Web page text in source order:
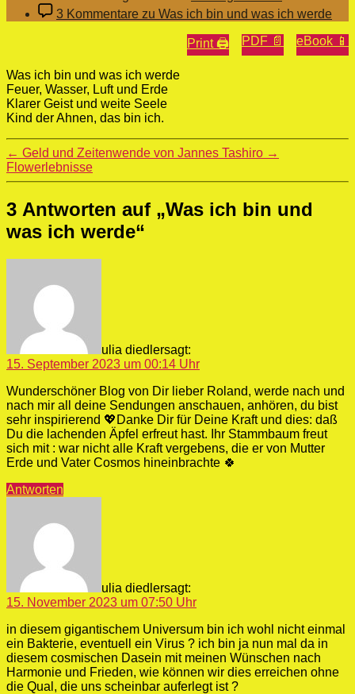
3 Kommentare zu Was ich bin und was ich werde
Print 🖨 PDF 📄 eBook 📱
Was ich bin und was ich werde
Feuer, Wasser, Luft und Erde
Klarer Geist und weite Seele
Kind der Ahnen, das bin ich.
← Geld und Zeitenwende von Jannes Tashiro →
Flowerlebnisse
3 Antworten auf „Was ich bin und
was ich werde“
ulia diedlersagt:
15. September 2023 um 00:14 Uhr
Wunderschöner Blog von Dir lieber Roland, werde nach und
nach mir all deine Sendungen anschauen, anhören, du bist
sehr inspirierend 💖Danke Dir für Deine Kraft und dies: daß
Du die lachenden Äpfel erfreut hast. Ihr Stammbaum freut
sich mit : war nicht alle Kraft vergebens, die er von Mutter
Erde und Vater Cosmos hineinbrachte 🍀
Antworten
ulia diedlersagt:
15. November 2023 um 07:50 Uhr
in diesem gigantischem Universum bin ich wohl nicht einmal
ein Bakterie, eventuell ein Virus ? ich bin ja nun mal da in
diesem cosmischen Dasein mit meinen Wünschen nach
Harmonie und Frieden, wie können wir dies erreichen ohne
die Qual, die uns scheinbar auferlegt ist ?